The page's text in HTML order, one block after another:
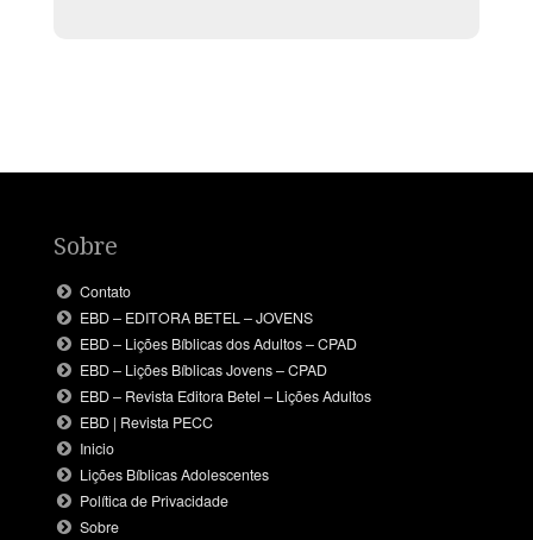
Sobre
Contato
EBD – EDITORA BETEL – JOVENS
EBD – Lições Bíblicas dos Adultos – CPAD
EBD – Lições Bíblicas Jovens – CPAD
EBD – Revista Editora Betel – Lições Adultos
EBD | Revista PECC
Inicio
Lições Bíblicas Adolescentes
Política de Privacidade
Sobre